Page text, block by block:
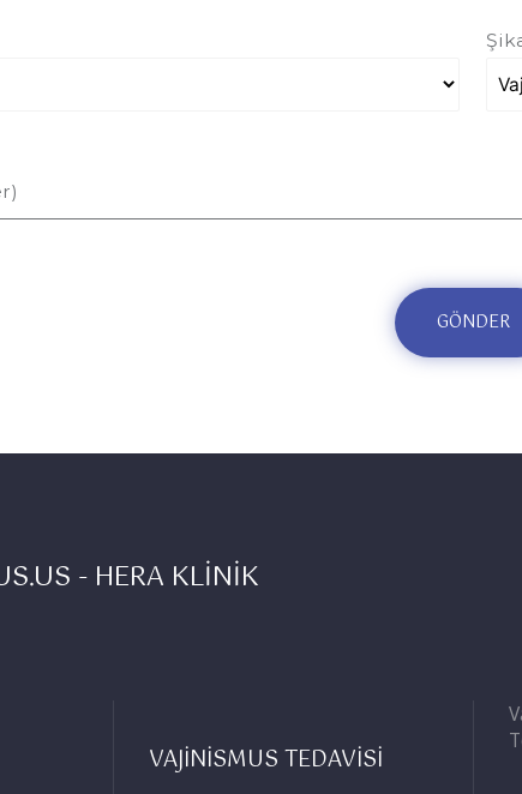
GÖNDER
- HERA KLİNİK
VAJİNİSMUS TEDAVİSİ